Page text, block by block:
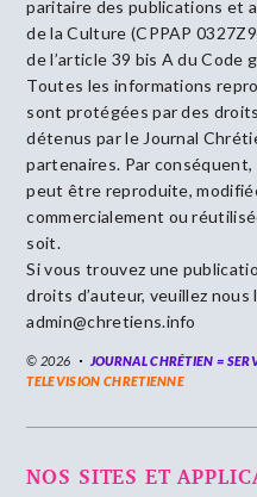
paritaire des publications et
de la Culture (CPPAP
de l’article 39 bis A du Code
Toutes les informations
sont protégées par des
détenus par le Journal
partenaires. Par
peut être reproduite,
commercialement ou
soit.
Si vous trouvez une
droits d’auteur, veuillez nous
admin@chretiens.info
© 2026 JOURNAL CHRÉTIEN =
TELEVISION CHRETIENNE
NOS SITES ET